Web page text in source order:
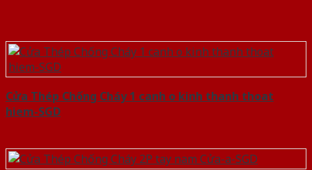
Cửa Thép Chống Cháy 1 canh o kinh thanh thoat
hiem-SGD